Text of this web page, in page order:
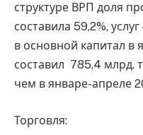
структуре ВРП доля
составила 59,2%,
в основной капитал в
составил 785,4 млрд.
чем в январе-апреле
Торговля: